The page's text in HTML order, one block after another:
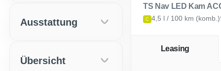
C 4,5 l / 100 km
Leasing
Ausstattung
Übersicht